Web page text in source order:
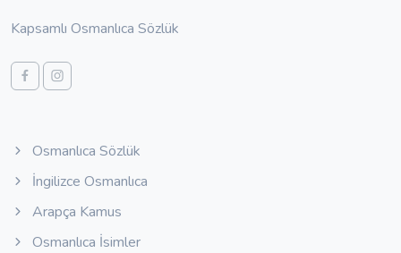
Kapsamlı Osmanlıca Sözlük
Osmanlıca Sözlük
İngilizce Osmanlıca
Arapça Kamus
Osmanlıca İsimler